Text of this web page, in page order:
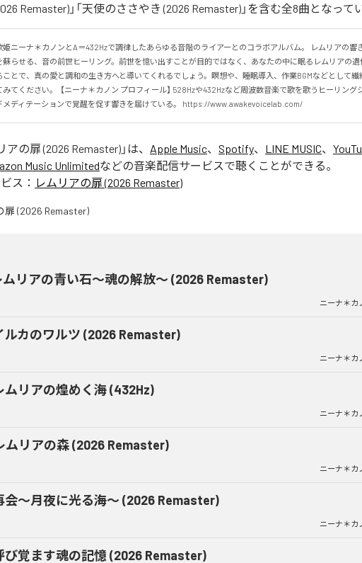
Remaster)」「天使のささやき (2026 Remaster)」を含む全8曲となって
姫ニーナ＊カノンとA＝432Hzで調律したあらゆる音階のライアーとのコラボアルバム。 レムリアの響
蘇らせる、音の前世ヒーリング。前世を憶い出すことが目的ではなく、あなたの中に眠るレムリアの遺
ことで、真の愛と調和の生き方へと導いてくれるでしょう。瞑想や、睡眠導入、作業BGMなどとして繊
てください。  【ニーナ＊カノン プロフィール】 528Hzや432Hzなど周波数音楽で歌を歌うヒーリング
メディテーションで覚醒を促す響きを届けている。 https://www.awakevoicelab.com/
アの扉 (2026 Remaster) 」は、 Apple Music、 Spotify、 LINE MUSIC、
Music Unlimitedなどの音楽配信サービスで聴くことができる。
ス： レムリアの扉 (2026 Remaster)
ムリアの青い石〜魂の解放〜 (2026 Remaster)
ニーナ＊カ
ルカのワルツ (2026 Remaster)
ニーナ＊カ
ムリアの煌めく海 (432Hz)
ニーナ＊カ
ムリアの森 (2026 Remaster)
ニーナ＊カ
会〜月夜に光る海〜 (2026 Remaster)
ニーナ＊カ
び覚ます魂の記憶 (2026 Remaster)